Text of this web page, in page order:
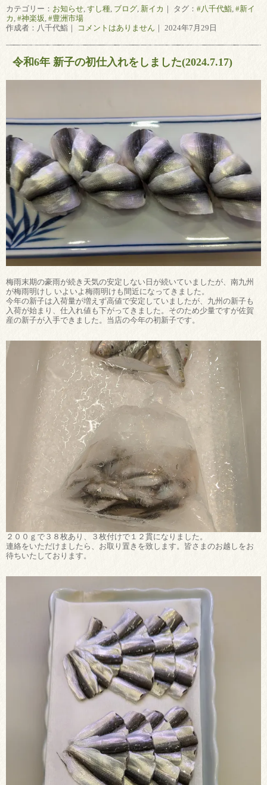
カテゴリー： お知らせ, すし種, ブログ, 新イカ ｜ タグ： #八千代鮨, #新イ
カ, #神楽坂, #豊洲市場
作成者：八千代鮨｜
コメントはありません ｜ 2024年7月29日
令和6年 新子の初仕入れをしました(2024.7.17)
梅雨末期の豪雨が続き天気の安定しない日が続いていましたが、南九州
が梅雨明けし いよいよ梅雨明けも間近になってきました。
今年の新子は入荷量が増えず高値で安定していましたが、九州の新子も
入荷が始まり、仕入れ値も下がってきました。そのため少量ですが佐賀
産の新子が入手できました。当店の今年の初新子です。
２００ｇで３８枚あり、３枚付けで１２貫になりました。
連絡をいただけましたら、お取り置きを致します。皆さまのお越しをお
待ちいたしております。